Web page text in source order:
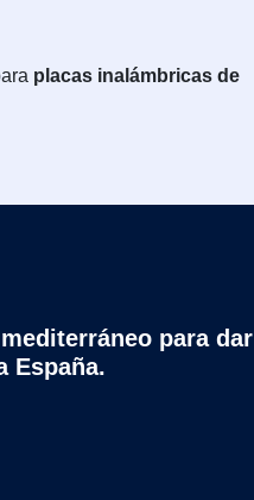
placas inalámbricas de
para dar
España.